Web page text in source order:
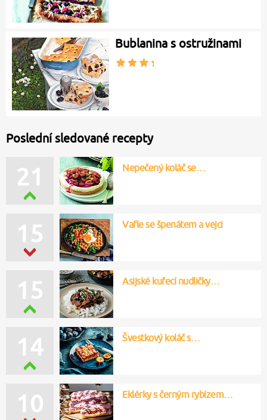
Bublanina s ostružinami
Poslední sledované recepty
21 Nepečený koláč se…
15 Vafle se špenátem a vejci
15 Asijské kuřecí nudličky…
14 Švestkový koláč s…
10 Eklérky s černým rybízem…